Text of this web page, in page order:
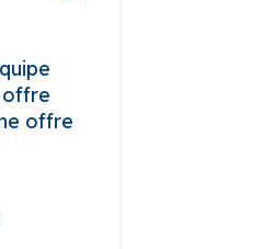
offre
offre